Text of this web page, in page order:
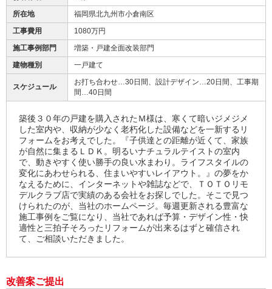
所在地
福岡県北九州市小倉南区
工事費用
1080万円
施工事例部門
増築・戸建全面改装部門
建物種別
一戸建て
スケジュール
お打ち合わせ…30日間、設計デザイン…20日間、工事期
間…40日間
築後３０年の戸建を購入されたＭ様は、寒くて暗いジメジメ
した室内や、収納が少なく老朽化した設備などを一新するリ
フォームをお考えでした。『子供達との距離が近くて、家族
が自然に集まるＬＤＫ。明るいナチュラルテイストの室内
で、動きやすく使い勝手の良い水まわり。ライフスタイルの
変化にあわせられる、住まいやすいレイアウト。』の夢をか
なえるために、インターネットや雑誌などで、ＴＯＴＯリモ
デルクラブ店で実績のある会社をお探しでした。そこで見つ
けられたのが、当社のホームページ。毎週更新される豊富な
施工事例をご覧になり、当社であれば予算・デザイン性・快
適性と三拍子そろったリフォームが出来るはずと確信され
て、ご相談いただきました。
改善案ご提出